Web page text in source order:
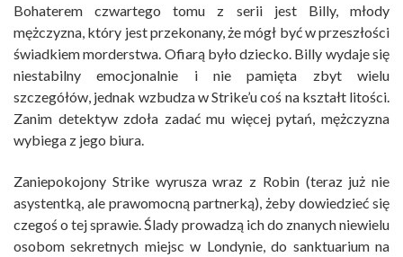
Bohaterem czwartego tomu z serii jest Billy, młody
mężczyzna, który jest przekonany, że mógł być w przeszłości
świadkiem morderstwa. Ofiarą było dziecko. Billy wydaje się
niestabilny emocjonalnie i nie pamięta zbyt wielu
szczegółów, jednak wzbudza w Strike’u coś na kształt litości.
Zanim detektyw zdoła zadać mu więcej pytań, mężczyzna
wybiega z jego biura.
Zaniepokojony Strike wyrusza wraz z Robin (teraz już nie
asystentką, ale prawomocną partnerką), żeby dowiedzieć się
czegoś o tej sprawie. Ślady prowadzą ich do znanych niewielu
osobom sekretnych miejsc w Londynie, do sanktuarium na